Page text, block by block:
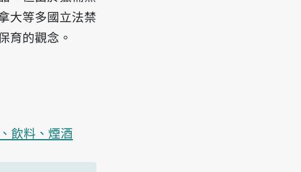
大等多國立法禁
育的觀念。
飲料、煙酒